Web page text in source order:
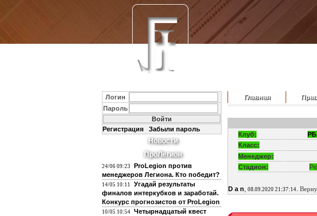
Логин
Пароль
Регистрация Забыли пароль
Новости
ПроЛегион
24/06 09:23
ProLegion против
менеджеров Легиона. Кто победит?
14/05 10:11
Угадай результаты
финалов интеркубков и заработай.
Конкурс прогнозистов от ProLegion
10/05 10:54 Четырнадцатый квест
Главная
Клуб: РБ
Класс:
Менеджер:
Стадион:
D a n, 08.09.2020 21:37:14.